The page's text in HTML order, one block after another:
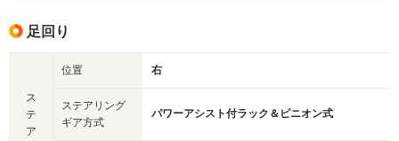
足回り
ス
テ
ア
位置 右
ステアリング
ギア方式
パワーアシスト付ラック＆ピニオン式